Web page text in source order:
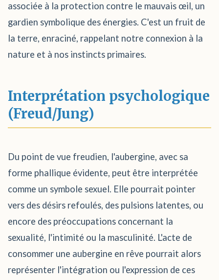
associée à la protection contre le mauvais œil, un
gardien symbolique des énergies. C'est un fruit de
la terre, enraciné, rappelant notre connexion à la
nature et à nos instincts primaires.
Interprétation psychologique
(Freud/Jung)
Du point de vue freudien, l'aubergine, avec sa
forme phallique évidente, peut être interprétée
comme un symbole sexuel. Elle pourrait pointer
vers des désirs refoulés, des pulsions latentes, ou
encore des préoccupations concernant la
sexualité, l'intimité ou la masculinité. L'acte de
consommer une aubergine en rêve pourrait alors
représenter l'intégration ou l'expression de ces